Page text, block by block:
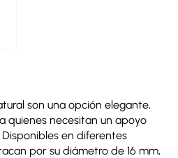
son una opción elegante,
quienes necesitan un apoyo
en diferentes
por su diámetro de 16 mm,